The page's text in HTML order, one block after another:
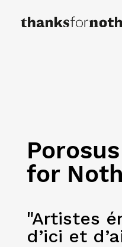
for
"Artistes
d’ici et